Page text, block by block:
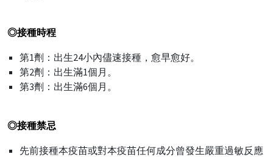
◎接種時程
第1劑：出生24小內儘速接種，愈早愈好。
第2劑：出生滿1個月。
第3劑：出生滿6個月。
◎接種禁忌
先前接種本疫苗或對本疫苗任何成分曾發生嚴重過敏反應